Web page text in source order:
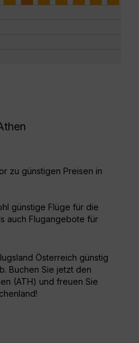
zu günstigen Preisen in
günstige Flüge für die
auch Flugangebote für
Österreich günstig
Buchen Sie jetzt den
(ATH) und freuen Sie